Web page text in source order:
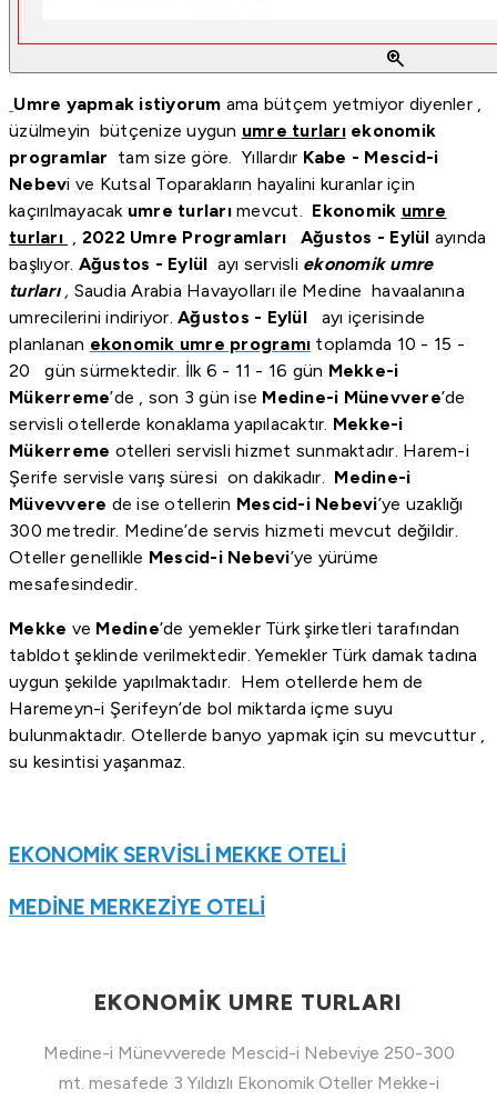
zoom_in
Umre yapmak istiyorum ama bütçem yetmiyor diyenler ,
üzülmeyin bütçenize uygun umre turlarıekonomik
programlar tam size göre. Yıllardır Kabe - Mescid-i
Nebevi ve Kutsal Toparakların hayalini kuranlar için
kaçırılmayacak umre turlarımevcut. Ekonomik umre
turları
2022 Umre Programları Ağustos - Eylül ayında
başlıyor. Ağustos - Eylül ayı servisli ekonomik umre
turları , Saudia Arabia Havayolları ile Medine havaalanına
umrecilerini indiriyor. Ağustos - Eylül
ayı içerisinde
planlanan ekonomik umre programı toplamda 10 - 15 -
20 gün sürmektedir. İlk 6 - 11 - 16 gün Mekke-i
Mükerreme’de , son 3 gün ise Medine-i Münevvere’de
servisli otellerde konaklama yapılacaktır. Mekke-i
Mükerreme otelleri servisli hizmet sunmaktadır. Harem-i
Şerife servisle varış süresi on dakikadır. Medine-i
Müvevvere de ise otellerin Mescid-i Nebevi’ye uzaklığı
300 metredir. Medine’de servis hizmeti mevcut değildir.
Oteller genellikle Mescid-i Nebevi’ye yürüme
mesafesindedir.
Mekke ve Medine’de yemekler Türk şirketleri tarafından
tabldot şeklinde verilmektedir. Yemekler Türk damak tadına
uygun şekilde yapılmaktadır. Hem otellerde hem de
Haremeyn-i Şerifeyn’de bol miktarda içme suyu
bulunmaktadır. Otellerde banyo yapmak için su mevcuttur ,
su kesintisi yaşanmaz.
EKONOMİK SERVİSLİ MEKKE OTELİ
MEDİNE MERKEZİYE OTELİ
EKONOMİK UMRE TURLARI
Medine-i Münevverede Mescid-i Nebeviye 250-300
mt. mesafede 3 Yıldızlı Ekonomik Oteller Mekke-i